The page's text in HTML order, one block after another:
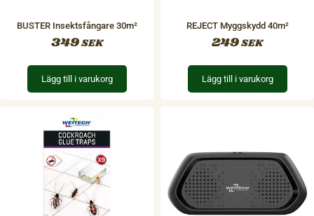
BUSTER Insektsfångare 30m²
349SEK
Lägg till i varukorg
REJECT Myggskydd 40m²
249SEK
Lägg till i varukorg